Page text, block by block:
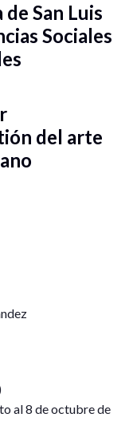
San Luis
Sociales
del arte
al 8 de octubre de